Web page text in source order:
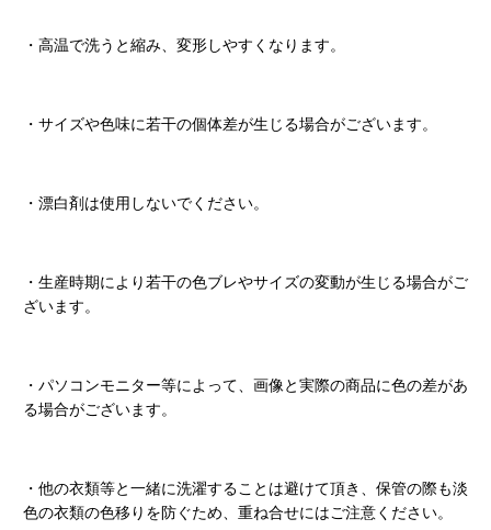
・高温で洗うと縮み、変形しやすくなります。
・サイズや色味に若干の個体差が生じる場合がございます。
・漂白剤は使用しないでください。
・生産時期により若干の色ブレやサイズの変動が生じる場合がご
ざいます。
・パソコンモニター等によって、画像と実際の商品に色の差があ
る場合がございます。
・他の衣類等と一緒に洗濯することは避けて頂き、保管の際も淡
色の衣類の色移りを防ぐため、重ね合せにはご注意ください。